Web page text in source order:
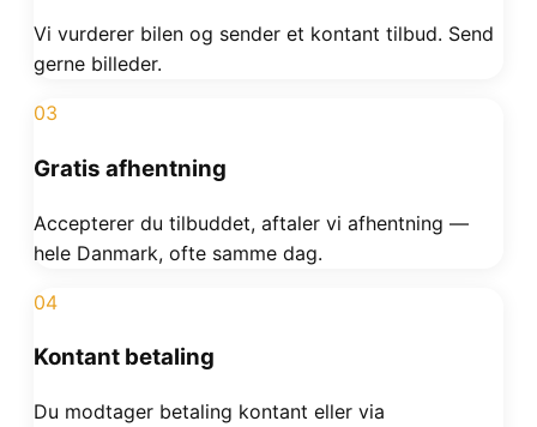
Vi vurderer bilen og sender et kontant tilbud. Send
gerne billeder.
03
Gratis afhentning
Accepterer du tilbuddet, aftaler vi afhentning —
hele Danmark, ofte samme dag.
04
Kontant betaling
Du modtager betaling kontant eller via